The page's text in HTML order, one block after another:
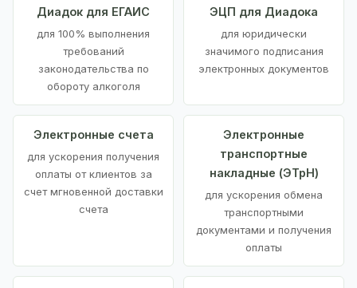
Диадок для ЕГАИС
для 100% выполнения
требований
законодательства по
обороту алкоголя
ЭЦП для Диадока
для юридически
значимого подписания
электронных документов
Электронные счета
для ускорения получения
оплаты от клиентов за
счет мгновенной доставки
счета
Электронные
транспортные
накладные (ЭТрН)
для ускорения обмена
транспортными
документами и получения
оплаты